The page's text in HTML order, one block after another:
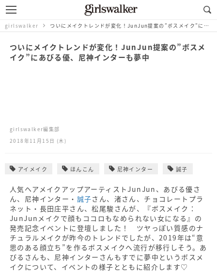
girlswalker ついにメイクトレンドが変化！JunJun提案の”ボスメイク”にあびる優、尼神インターも夢中
ついにメイクトレンドが変化！JunJun提案の”ボスメ
イク”にあびる優、尼神インターも夢中
girlswalker編集部
2018年11月15日 (木)
アイメイク ほんこん 尼神インター 誠子
人気ヘアメイクアップアーティストJunJun、あびる優さ
ん、尼神インター・ 誠子さん、渚さん、チョコレートプラ
ネット・長田庄平さん、松尾駿さんが、『ボスメイク：
JunJunメイクで顔もココロもなめられない女になる』の
発売記念イベントに登壇しました！ ツヤっぽい質感のナ
チュラルメイクが昨今のトレンドでしたが、2019年は“意
思のある顔立ち”を作るボスメイクへ流行が移行しそう。あ
びるさんも、尼神インターさんもすでに夢中というボスメ
イクについて、イベントの様子とともに紹介します♡